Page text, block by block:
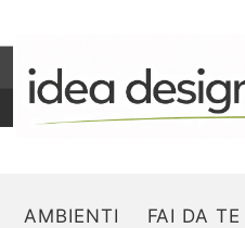
AMBIENTI FAI DA TE